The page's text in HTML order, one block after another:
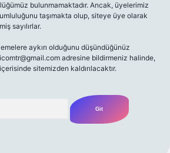
bulunmamaktadır. Ancak, üyelerimiz
taşımakta olup, siteye üye olarak
sayılırlar.
aykırı olduğunu düşündüğünüz
adresine bildirmeniz halinde,
sitemizden kaldırılacaktır.